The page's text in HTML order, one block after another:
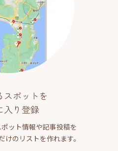
スポットを
入り登録
ット情報や記事投稿を
けのリストを作れます。